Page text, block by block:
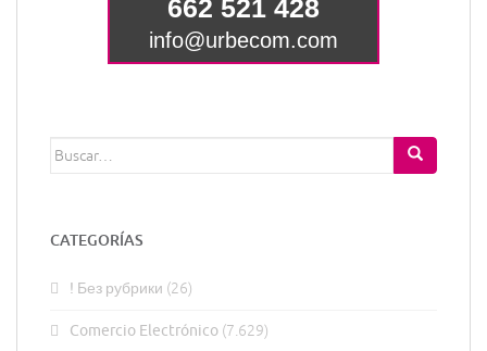
Buscar:
CATEGORÍAS
! Без рубрики (26)
Comercio Electrónico (7.629)